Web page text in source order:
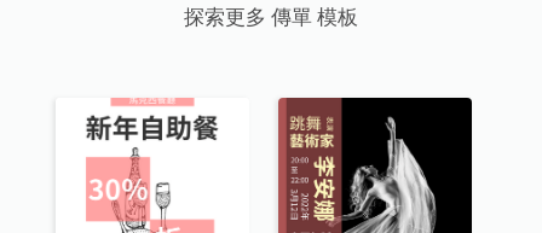
探索更多 傳單 模板